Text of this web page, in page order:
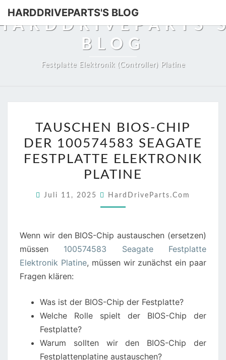
HARDDRIVEPARTS'S BLOG
BLOG
Festplatte Elektronik (Controller) Platine
BIOS-
CHIP
DER
100574583
FESTPLATTE
TAUSCHEN BIOS-CHIP
DER 100574583 SEAGATE
FESTPLATTE ELEKTRONIK
PLATINE
Juli 11, 2025 HardDriveParts.com
Wenn wir den BIOS-Chip austauschen (ersetzen)
müssen 100574583 Seagate Festplatte
Elektronik Platine, müssen wir zunächst ein paar
Fragen klären:
Was ist der BIOS-Chip der Festplatte?
Welche Rolle spielt der BIOS-Chip der
Festplatte?
Warum sollten wir den BIOS-Chip der
Festplattenplatine austauschen?